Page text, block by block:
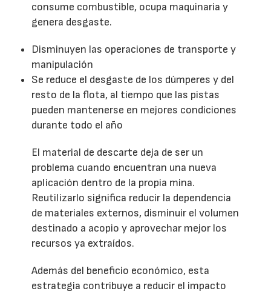
consume combustible, ocupa maquinaria y
genera desgaste.
Disminuyen las operaciones de transporte y
manipulación
Se reduce el desgaste de los dúmperes y del
resto de la flota, al tiempo que las pistas
pueden mantenerse en mejores condiciones
durante todo el año
El material de descarte deja de ser un
problema cuando encuentran una nueva
aplicación dentro de la propia mina.
Reutilizarlo significa reducir la dependencia
de materiales externos, disminuir el volumen
destinado a acopio y aprovechar mejor los
recursos ya extraídos.
Además del beneficio económico, esta
estrategia contribuye a reducir el impacto